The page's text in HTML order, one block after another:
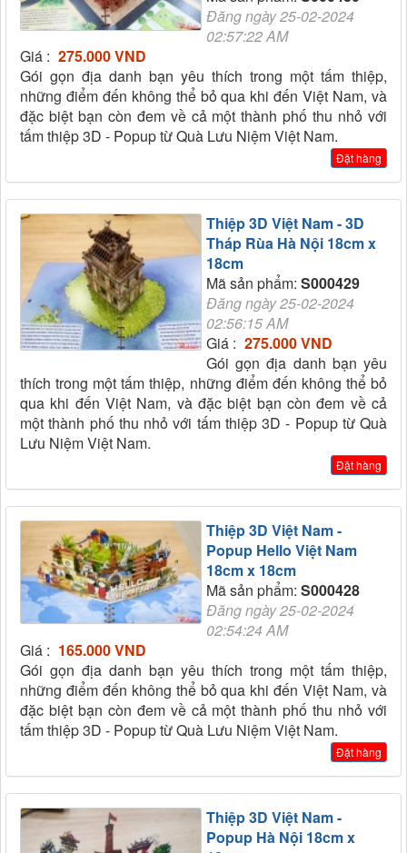
Đăng ngày 25-02-2024
02:57:22 AM
Giá : 275.000 VND
Gói gọn địa danh bạn yêu thích trong một tấm thiệp,
những điểm đến không thể bỏ qua khi đến Việt Nam, và
đặc biệt bạn còn đem về cả một thành phố thu nhỏ với
tấm thiệp 3D - Popup từ Quà Lưu Niệm Việt Nam.
Đặt hàng
Thiệp 3D Việt Nam - 3D
Tháp Rùa Hà Nội 18cm x
18cm
Mã sản phẩm: S000429
Đăng ngày 25-02-2024
02:56:15 AM
Giá : 275.000 VND
Gói gọn địa danh bạn yêu
thích trong một tấm thiệp, những điểm đến không thể bỏ
qua khi đến Việt Nam, và đặc biệt bạn còn đem về cả
một thành phố thu nhỏ với tấm thiệp 3D - Popup từ Quà
Lưu Niệm Việt Nam.
Đặt hàng
Thiệp 3D Việt Nam -
Popup Hello Việt Nam
18cm x 18cm
Mã sản phẩm: S000428
Đăng ngày 25-02-2024
02:54:24 AM
Giá : 165.000 VND
Gói gọn địa danh bạn yêu thích trong một tấm thiệp,
những điểm đến không thể bỏ qua khi đến Việt Nam, và
đặc biệt bạn còn đem về cả một thành phố thu nhỏ với
tấm thiệp 3D - Popup từ Quà Lưu Niệm Việt Nam.
Đặt hàng
Thiệp 3D Việt Nam -
Popup Hà Nội 18cm x